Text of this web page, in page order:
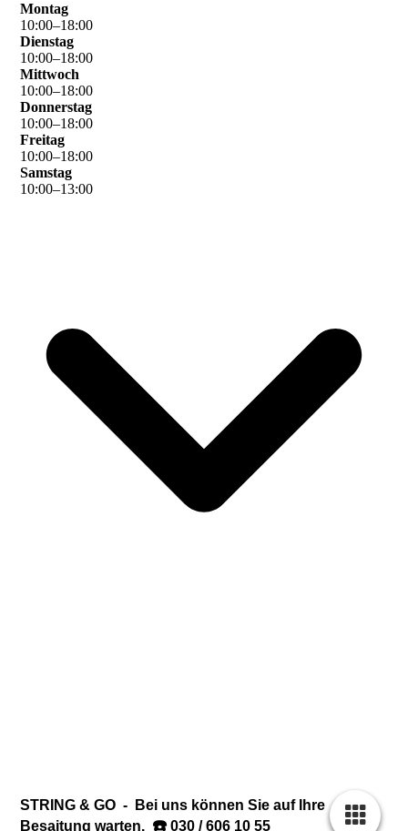
Montag
10:00–18:00
Dienstag
10:00–18:00
Mittwoch
10:00–18:00
Donnerstag
10:00–18:00
Freitag
10:00–18:00
Samstag
10:00–13:00
STRING& GO - Bei uns können Sie auf Ihre
Besaitung warten. ☎️ 030 / 606 10 55